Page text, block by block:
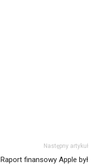
Następny artykuł
Raport finansowy Apple był